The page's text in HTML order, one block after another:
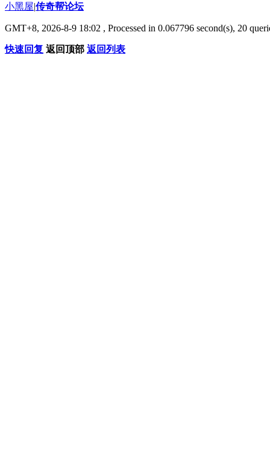
小黑屋|传奇帮论坛
GMT+8, 2026-8-9 18:02 , Processed in 0.067796 second(s), 20
快速回复 返回顶部 返回列表